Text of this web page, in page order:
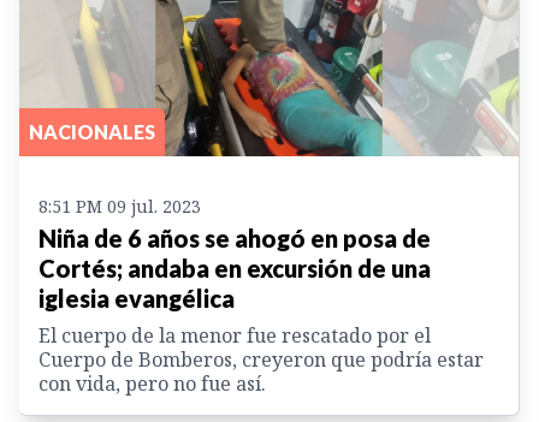
NACIONALES
8:51 PM 09 jul. 2023
Niña de 6 años se ahogó en posa de
Cortés; andaba en excursión de una
iglesia evangélica
El cuerpo de la menor fue rescatado por el
Cuerpo de Bomberos, creyeron que podría estar
con vida, pero no fue así.